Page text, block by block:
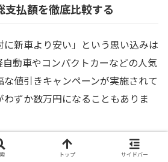
払額を徹底比較する
に新車より安い」という思い込みは
動車やコンパクトカーなどの人気
値引きキャンペーンが実施されて
ずか数万円になることもありま
安全装備がアップデートされていた
トップ サイドバー